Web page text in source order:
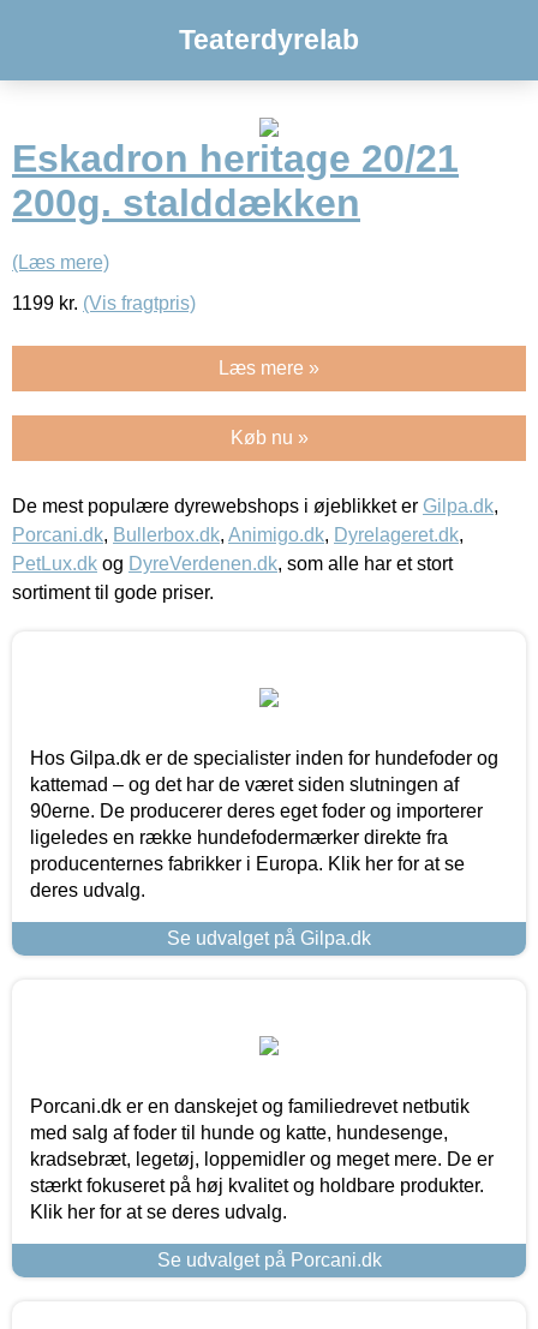
Teaterdyrelab
Eskadron heritage 20/21
200g. stalddækken
(Læs mere)
1199 kr. (Vis fragtpris)
Læs mere »
Køb nu »
De mest populære dyrewebshops i øjeblikket er Gilpa.dk,
Porcani.dk, Bullerbox.dk, Animigo.dk, Dyrelageret.dk,
PetLux.dk og DyreVerdenen.dk, som alle har et stort
sortiment til gode priser.
Hos Gilpa.dk er de specialister inden for hundefoder og
kattemad – og det har de været siden slutningen af
90erne. De producerer deres eget foder og importerer
ligeledes en række hundefodermærker direkte fra
producenternes fabrikker i Europa. Klik her for at se
deres udvalg.
Se udvalget på Gilpa.dk
Porcani.dk er en danskejet og familiedrevet netbutik
med salg af foder til hunde og katte, hundesenge,
kradsebræt, legetøj, loppemidler og meget mere. De er
stærkt fokuseret på høj kvalitet og holdbare produkter.
Klik her for at se deres udvalg.
Se udvalget på Porcani.dk